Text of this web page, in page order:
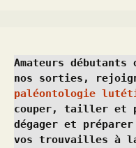
Amateurs
paléontologie
couper, tailler et
dégager et
vos trouvailles à